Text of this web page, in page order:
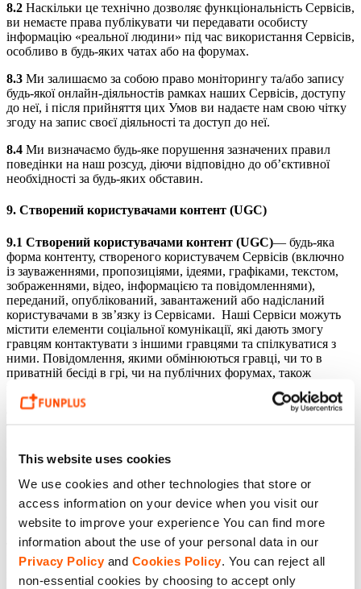
This website uses cookies
We use cookies and other technologies that store or
access information on your device when you visit our
website to improve your experience You can find more
information about the use of your personal data in our
Privacy Policyand Cookies Policy. You can reject all
non-essential cookies by choosing to accept only
8.2 Наскільки це технічно дозволяє функціональність Сервісів,
ви немаєте права публікувати чи передавати особисту
інформацію «реальної людини» під час використання Сервісів,
особливо в будь-яких чатах або на форумах.
8.3 Ми залишаємо за собою право моніторингу та/або запису
будь-якої онлайн-діяльностів рамках наших Сервісів, доступу
до неї, і після прийняття цих Умов ви надаєте нам свою чітку
згоду на запис своєї діяльності та доступ до неї.
8.4 Ми визначаємо будь-яке порушення зазначених правил
поведінки на наш розсуд, діючи відповідно до об’єктивної
необхідності за будь-яких обставин.
9. Створений користувачами контент (UGC)
9.1 Створений користувачами контент (UGC)― будь-яка
форма контенту, створеного користувачем Сервісів (включно
із зауваженнями, пропозиціями, ідеями, графіками, текстом,
зображеннями, відео, інформацією та повідомленнями),
переданий, опублікований, завантажений або надісланий
користувачами в зв’язку із Сервісами. Наші Сервіси можуть
містити елементи соціальної комунікації, які дають змогу
гравцям контактувати з іншими гравцями та спілкуватися з
ними. Повідомлення, якими обмінюються гравці, чи то в
приватній бесіді в грі, чи на публічних форумах, також
9.2Ви надаєте згоду, якщо надсилаєте будь-яку форму UGC.
Так ви автоматично вказуєте, що надаєте нам невиключну,
субліцензування, яка не може бути відкликана, яку можна
похідних робіт, публічне виконання, публічну демонстрацію,
зміну формату, переклад, вилучення (повністю або частково),
опублікування та розповсюдження такого контенту UGC для
будь-яких цілей, зокрема надання такого UGC будь-яким
третім сторонам (за умови, що ми не можемо використовувати
UGC з порушенням Політики конфіденційності). Ви
погоджуєтеся відмовитися від будь-яких моральних прав у